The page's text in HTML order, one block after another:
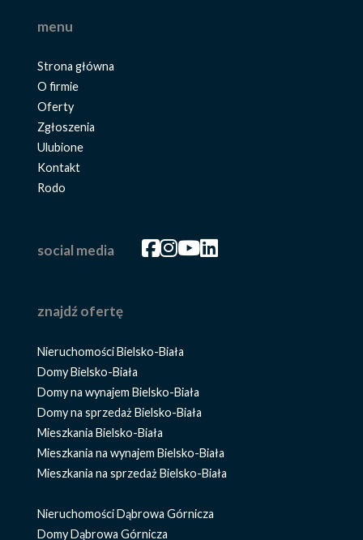
menu
Strona główna
O firmie
Oferty
Zgłoszenia
Ulubione
Kontakt
Rodo
social media Facebook
Facebook
Facebook
Facebook
znajdź ofertę
Nieruchomości Bielsko-Biała
Domy Bielsko-Biała
Domy na wynajem Bielsko-Biała
Domy na sprzedaż Bielsko-Biała
Mieszkania Bielsko-Biała
Mieszkania na wynajem Bielsko-Biała
Mieszkania na sprzedaż Bielsko-Biała
Nieruchomości Dąbrowa Górnicza
Domy Dąbrowa Górnicza